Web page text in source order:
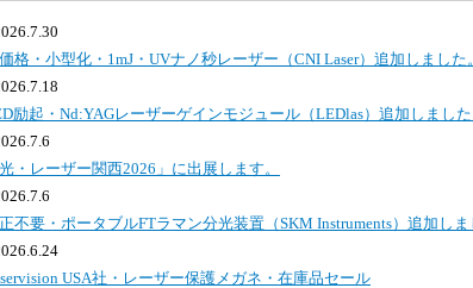
格・小型化・1mJ・UVナノ秒レーザー（CNI Laser）追加しました。
励起・Nd:YAGレーザーゲインモジュール（LEDlas）追加しました
光・レーザー関西2026」に出展します。
不要・ポータブルFTラマン分光装置（SKM Instruments）追加しま
USA社・レーザー保護メガネ・在庫品セール